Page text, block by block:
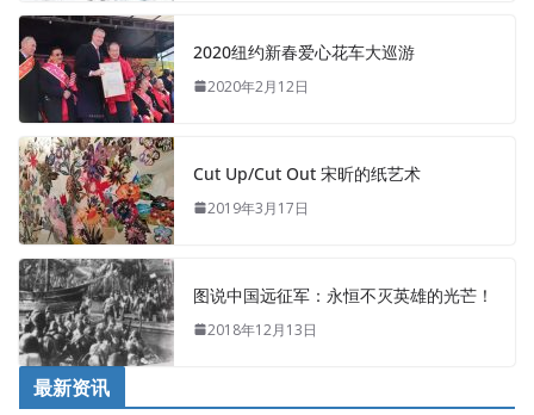
2020纽约新春爱心花车大巡游
2020年2月12日
Cut Up/Cut Out 宋昕的纸艺术
2019年3月17日
图说中国远征军：永恒不灭英雄的光芒！
2018年12月13日
最新资讯